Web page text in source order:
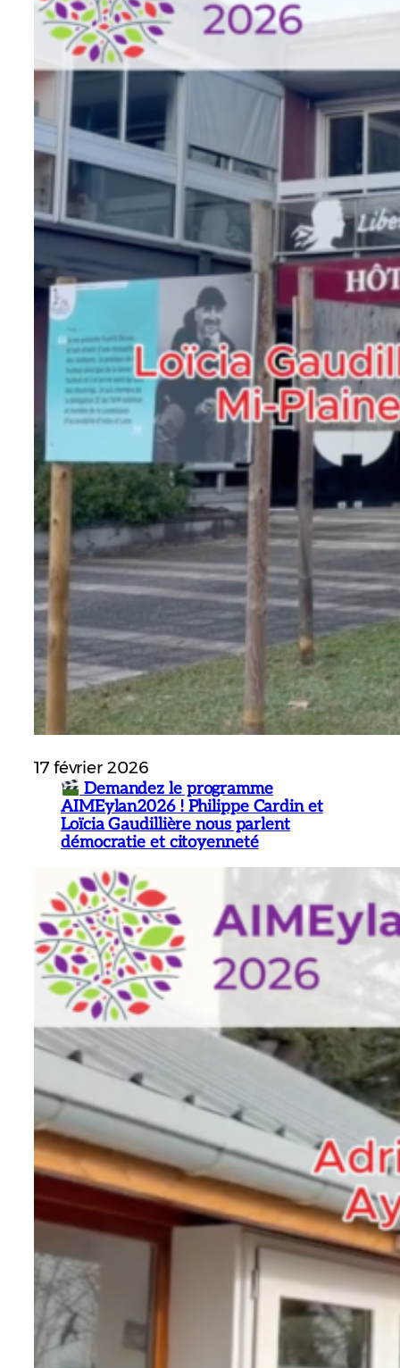
17 février 2026
Demandez le programme
AIMEylan2026 ! Philippe Cardin et
Loïcia Gaudillière nous parlent
démocratie et citoyenneté